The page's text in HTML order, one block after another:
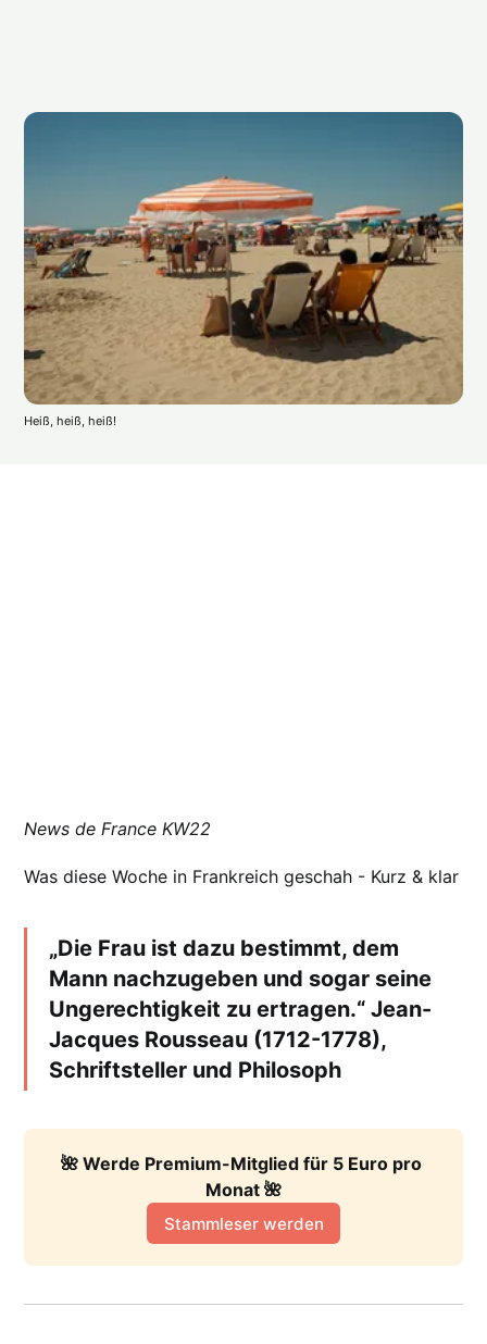
Heiß, heiß, heiß!
News de France KW22
Was diese Woche in Frankreich geschah - Kurz & klar
„Die Frau ist dazu bestimmt, dem
Mann nachzugeben und sogar seine
Ungerechtigkeit zu ertragen.“ Jean-
Jacques Rousseau (1712-1778),
Schriftsteller und Philosoph
🌺 Werde Premium-Mitglied für 5 Euro pro
Monat 🌺
Stammleser werden